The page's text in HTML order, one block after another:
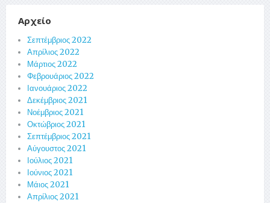
Αρχείο
Σεπτέμβριος 2022
Απρίλιος 2022
Μάρτιος 2022
Φεβρουάριος 2022
Ιανουάριος 2022
Δεκέμβριος 2021
Νοέμβριος 2021
Οκτώβριος 2021
Σεπτέμβριος 2021
Αύγουστος 2021
Ιούλιος 2021
Ιούνιος 2021
Μάιος 2021
Απρίλιος 2021